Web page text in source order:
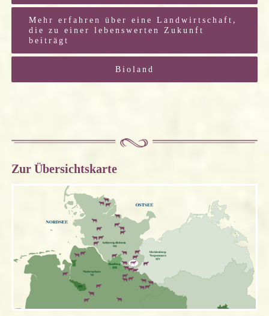
Mehr erfahren über eine Landwirtschaft,
die zu einer lebenswerten Zukunft
beiträgt
Bioland
Zur Übersichtskarte